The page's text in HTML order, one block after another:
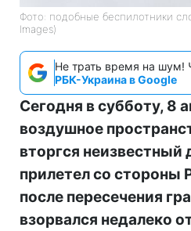
Фото: подобные беспилотники
Images)
Не трать время на шум!
РБК-Украина в Google
Сегодня в субботу, 8
воздушное
вторгся неизвестный
прилетел со стороны
после пересечения
взорвался недалеко